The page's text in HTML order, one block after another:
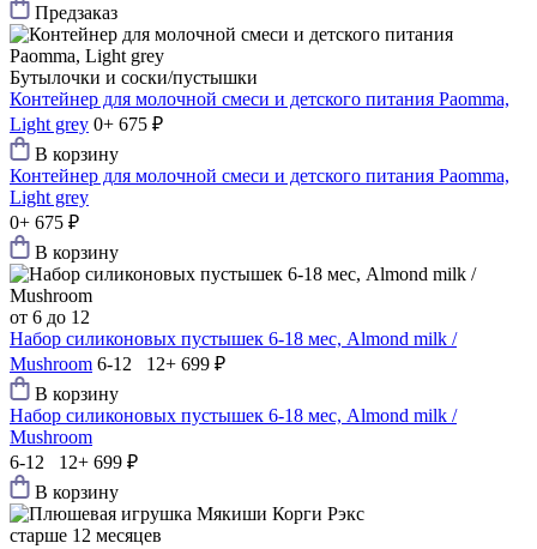
Предзаказ
Бутылочки и соски/пустышки
Контейнер для молочной смеси и детского питания Paomma,
Light grey 0+ 675 ₽
В корзину
Контейнер для молочной смеси и детского питания Paomma,
Light grey
0+ 675 ₽
В корзину
от 6 до 12
Набор силиконовых пустышек 6-18 мес, Almond milk /
Mushroom 6-12 12+ 699 ₽
В корзину
Набор силиконовых пустышек 6-18 мес, Almond milk /
Mushroom
6-12 12+ 699 ₽
В корзину
старше 12 месяцев